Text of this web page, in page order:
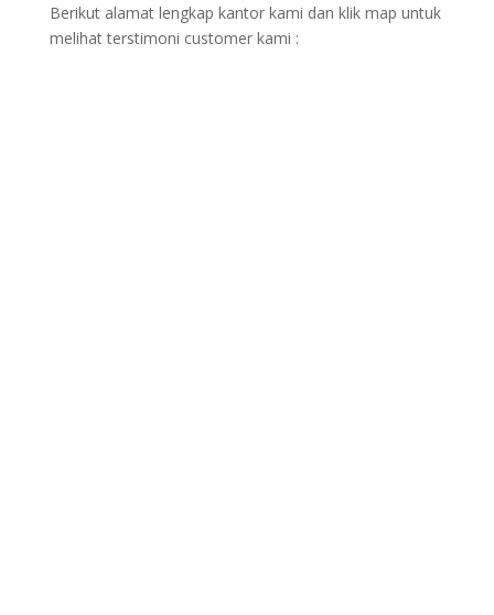
Berikut alamat lengkap kantor kami dan klik map untuk
melihat terstimoni customer kami :